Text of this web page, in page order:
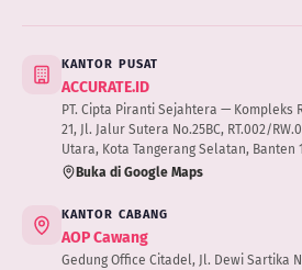
KANTOR PUSAT
ACCURATE.ID
PT. Cipta Piranti Sejahtera — Kompleks
21, Jl. Jalur Sutera No.25BC, RT.002/
Utara, Kota Tangerang Selatan, Banten
Buka di Google Maps
KANTOR CABANG
AOP Cawang
Gedung Office Citadel, Jl. Dewi Sartika